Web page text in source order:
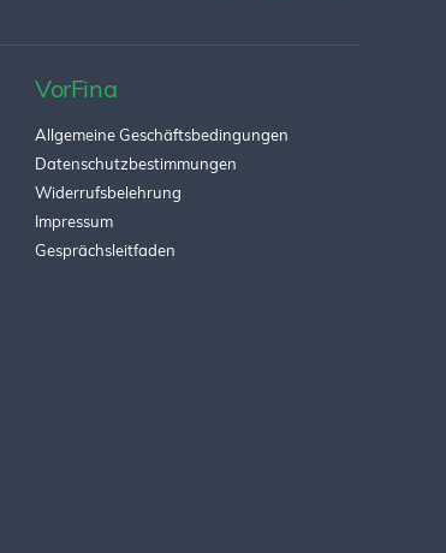
VorFina
Allgemeine Geschäftsbedingungen
Datenschutzbestimmungen
Widerrufsbelehrung
Impressum
Gesprächsleitfaden